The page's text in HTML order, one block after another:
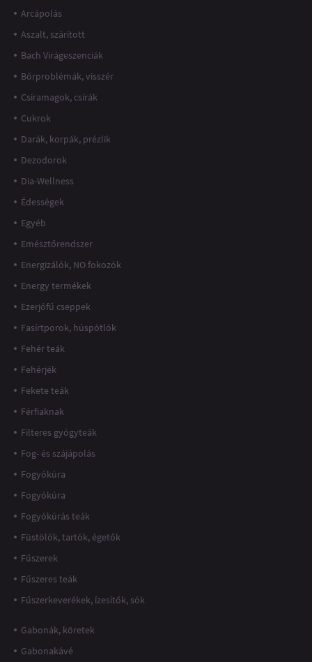
Arcápolás
Aszalt, szárított
Bach Virágeszenciák
Bőrproblémák, visszér
Csíramagok, csírák
Cukrok
Darák, korpák, prézlik
Dezodorok
Dia-Wellness
Édességek
Egyéb
Emésztőrendszer
Energizálók, NO fokozók
Energy termékek
Ezerjófű cseppek
Fasírtporok, húspótlók
Fehér teák
Fehérjék
Fekete teák
Férfiaknak
Filteres gyógyteák
Fog- és szájápolás
Fogyókúra
Fogyókúra
Fogyókúrás teák
Füstölők, tartók, égetők
Fűszerek
Fűszeres teák
Fűszerkeverékek, ízesítők, sók
Gabonák, köretek
Gabonakávé